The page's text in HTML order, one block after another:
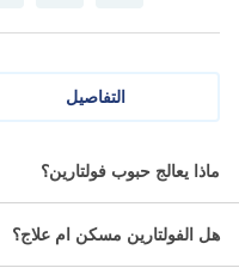
التفاصيل
فولتارين مضاد للالتهاب
معلومات عن
ماذا يعالج حبوب فولتارين؟
هل الفولتارين مسكن ام علاج؟